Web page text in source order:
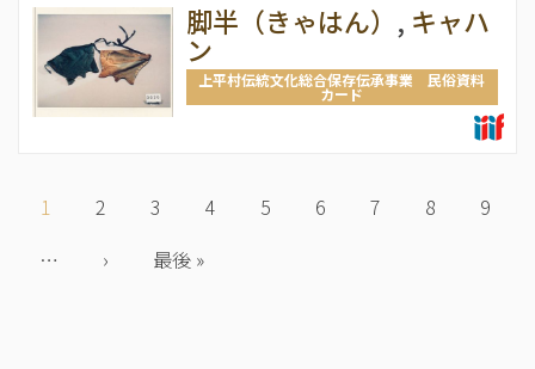
脚半（きゃはん） , キャハ
ン
上平村伝統文化総合保存伝承事業 民俗資料
カード
カ
ン
1 Page
2 Page
3 Page
4 Page
5 Page
6 Page
7 Page
8 Page
9
…
次›
最
最後 »